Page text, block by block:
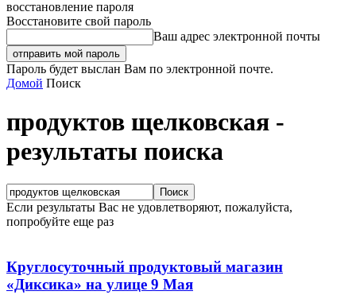
восстановление пароля
Восстановите свой пароль
Ваш адрес электронной почты
Пароль будет выслан Вам по электронной почте.
Домой Поиск
продуктов щелковская -
результаты поиска
Если результаты Вас не удовлетворяют, пожалуйста,
попробуйте еще раз
Круглосуточный продуктовый магазин
«Диксика» на улице 9 Мая